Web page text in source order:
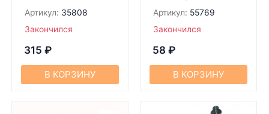
Артикул: 35808
Закончился
315 ₽
В КОРЗИНУ
Артикул: 55769
Закончился
58 ₽
В КОРЗИНУ